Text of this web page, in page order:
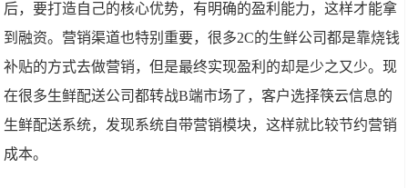
后，要打造自己的核心优势，有明确的盈利能力，这样才能拿
到融资。营销渠道也特别重要，很多2C的生鲜公司都是靠烧钱
补贴的方式去做营销，但是最终实现盈利的却是少之又少。现
在很多生鲜配送公司都转战B端市场了，客户选择筷云信息的
生鲜配送系统，发现系统自带营销模块，这样就比较节约营销
成本。